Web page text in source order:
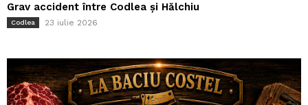
Grav accident între Codlea și Hălchiu
Codlea 23 iulie 2026